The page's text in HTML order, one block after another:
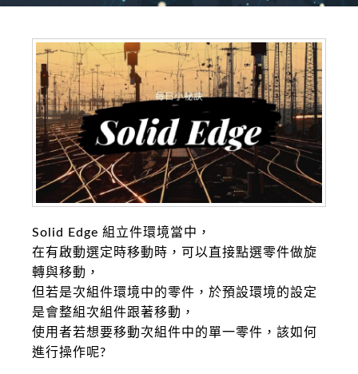
Solid Edge 組立件環境當中，
在有啟動選定時移動時，可以直接點選零件做旋
轉與移動，
但若是次組件環境中的零件，於預設環境的設定
是會整組次組件跟著移動，
使用者若想要移動次組件中的單一零件，該如何
進行操作呢?